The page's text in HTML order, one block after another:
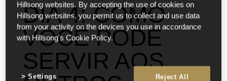
DIA 4: COMO
VOCÊ PODE
SERVIR AOS
Hillsong websites. By accepting the use of cookies on
Hillsong websites, you permit us to collect and use data
from your activity on the devices you use in accordance
with Hillsong's Cookie Policy.
Reject All
Settings